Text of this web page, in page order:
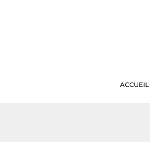
ACCUEIL